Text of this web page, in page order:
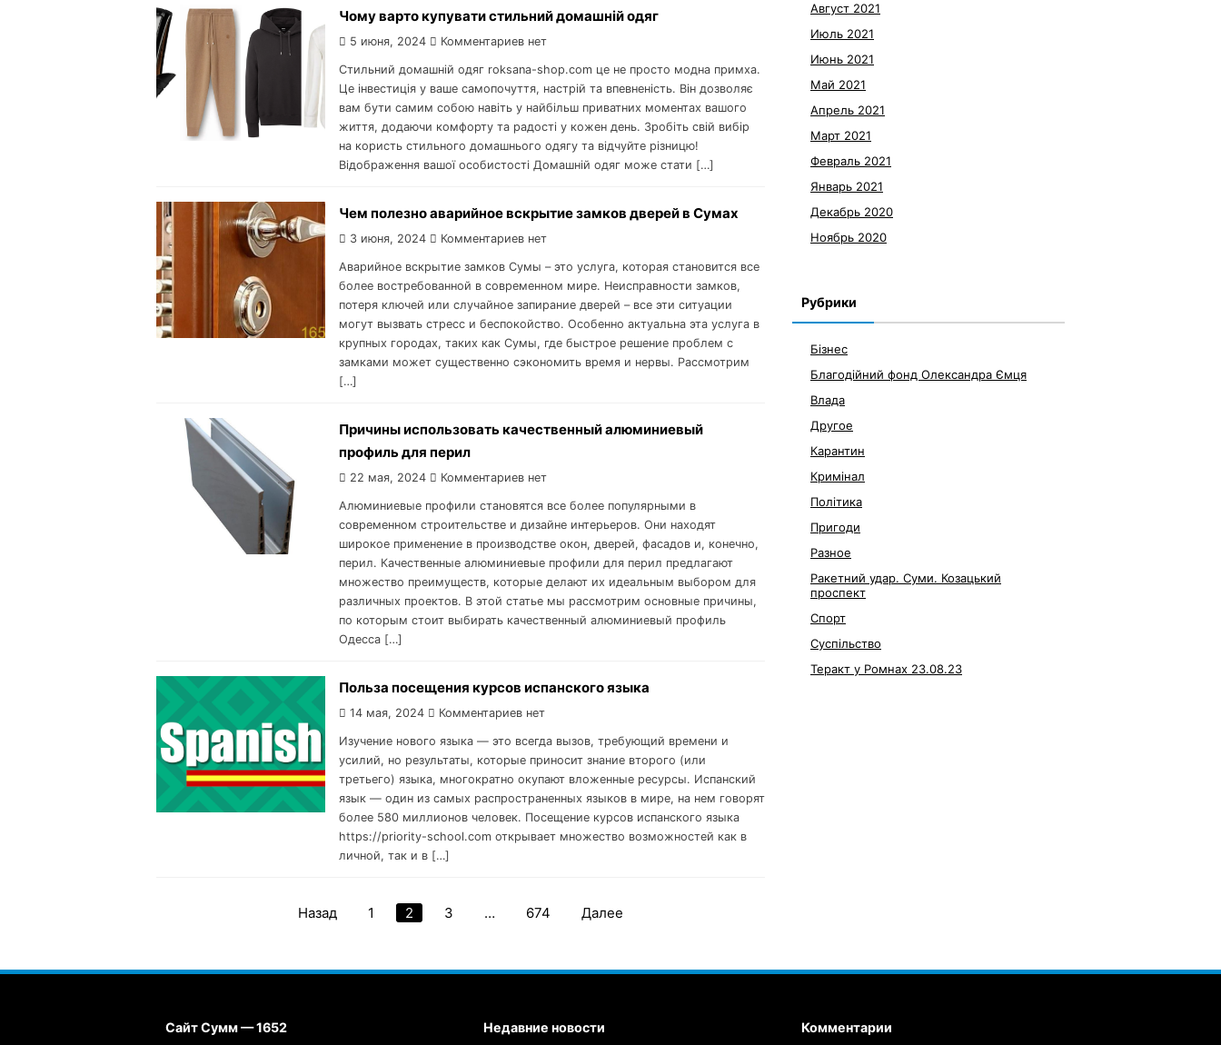
Чому варто купувати стильний домашній одяг
5 июня, 2024 Комментариев нет
Стильний домашній одяг roksana-shop.com це не просто модна примха.
Це інвестиція у ваше самопочуття, настрій та впевненість. Він дозволяє
вам бути самим собою навіть у найбільш приватних моментах вашого
життя, додаючи комфорту та радості у кожен день. Зробіть свій вибір
на користь стильного домашнього одягу та відчуйте різницю!
Відображення вашої особистості Домашній одяг може стати […]
Чем полезно аварийное вскрытие замков дверей в Сумах
3 июня, 2024 Комментариев нет
Аварийное вскрытие замков Сумы – это услуга, которая становится все
более востребованной в современном мире. Неисправности замков,
потеря ключей или случайное запирание дверей – все эти ситуации
могут вызвать стресс и беспокойство. Особенно актуальна эта услуга в
крупных городах, таких как Сумы, где быстрое решение проблем с
замками может существенно сэкономить время и нервы. Рассмотрим
[…]
Причины использовать качественный алюминиевый
профиль для перил
22 мая, 2024 Комментариев нет
Алюминиевые профили становятся все более популярными в
современном строительстве и дизайне интерьеров. Они находят
широкое применение в производстве окон, дверей, фасадов и, конечно,
перил. Качественные алюминиевые профили для перил предлагают
множество преимуществ, которые делают их идеальным выбором для
различных проектов. В этой статье мы рассмотрим основные причины,
по которым стоит выбирать качественный алюминиевый профиль
Одесса […]
Польза посещения курсов испанского языка
14 мая, 2024 Комментариев нет
Изучение нового языка — это всегда вызов, требующий времени и
усилий, но результаты, которые приносит знание второго (или
третьего) языка, многократно окупают вложенные ресурсы. Испанский
язык — один из самых распространенных языков в мире, на нем говорят
более 580 миллионов человек. Посещение курсов испанского языка
https://priority-school.com открывает множество возможностей как в
личной, так и в […]
Пагинация
Назад 1 2 3 … 674 Далее
Август 2021
Июль 2021
Июнь 2021
Май 2021
Апрель 2021
Март 2021
Февраль 2021
Январь 2021
Декабрь 2020
Ноябрь 2020
Рубрики
Бізнес
Благодійний фонд Олександра Ємця
Влада
Другое
Карантин
Кримінал
Політика
Пригоди
Разное
Ракетний удар. Суми. Козацький
проспект
Спорт
Суспільство
Теракт у Ромнах 23.08.23
Сайт Сумм — 1652 Недавние новости Комментарии